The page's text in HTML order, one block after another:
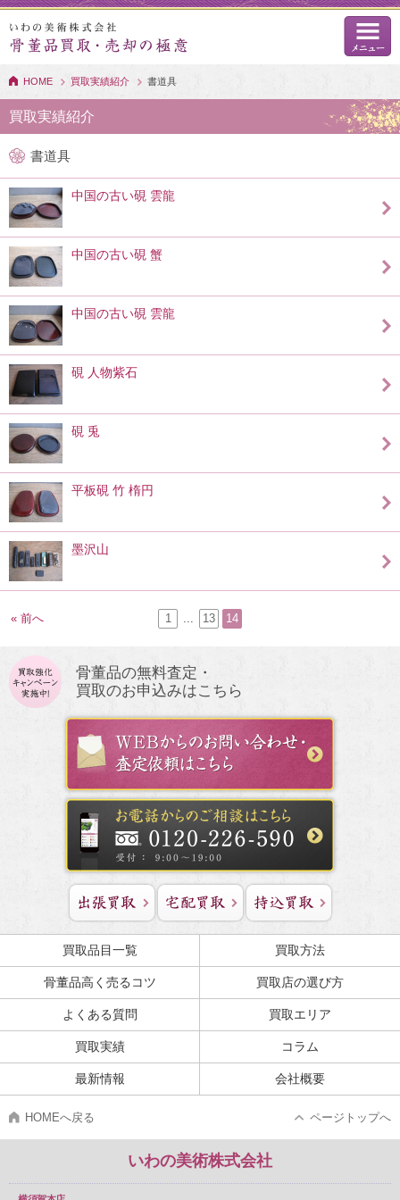
HOME 買取実績紹介 書道具
買取実績紹介
書道具
中国の古い硯 雲龍
中国の古い硯 蟹
中国の古い硯 雲龍
硯 人物紫石
硯 兎
平板硯 竹 楕円
墨沢山
« 前へ 1 ... 13 14
骨董品の無料査定・
買取のお申込みはこちら
買取品目一覧 買取方法
骨董品高く売るコツ 買取店の選び方
よくある質問 買取エリア
買取実績 コラム
最新情報 会社概要
HOMEへ戻る ページトップへ
いわの美術株式会社